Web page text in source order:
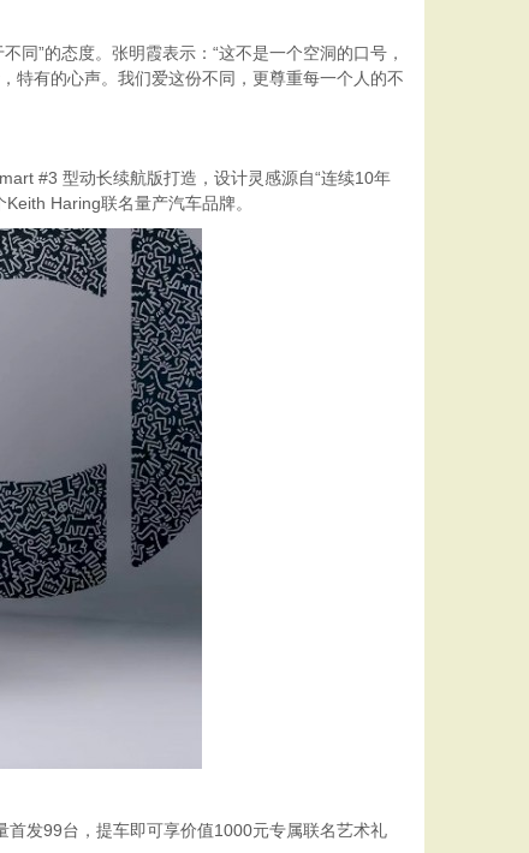
”的态度。张明霞表示：“这不是一个空洞的口号，
特有的心声。我们爱这份不同，更尊重每一个人的不
#3 型动长续航版打造，设计灵感源自“连续10年
Haring联名量产汽车品牌。
发99台，提车即可享价值1000元专属联名艺术礼